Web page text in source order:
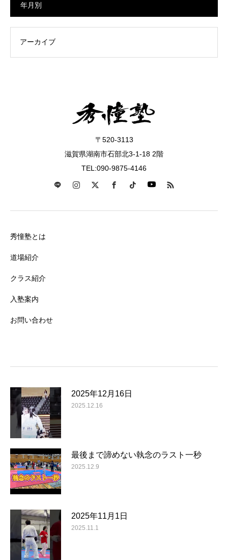
年月別
〒520-3113
滋賀県湖南市石部北3-1-18 2階
TEL:090-9875-4146
秀憧塾とは
道場紹介
クラス紹介
入塾案内
お問い合わせ
2025年12月16日
2025.12.16
最後まで諦めない執念のラスト一秒
2025.12.9
2025年11月1日
2025.11.1